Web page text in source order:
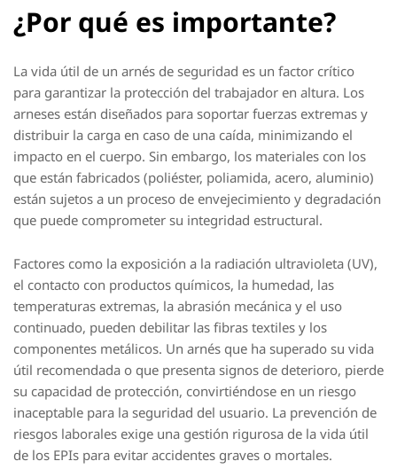
¿Por qué es importante?
La vida útil de un arnés de seguridad es un factor crítico
para garantizar la protección del trabajador en altura. Los
arneses están diseñados para soportar fuerzas extremas y
distribuir la carga en caso de una caída, minimizando el
impacto en el cuerpo. Sin embargo, los materiales con los
que están fabricados (poliéster, poliamida, acero, aluminio)
están sujetos a un proceso de envejecimiento y degradación
que puede comprometer su integridad estructural.
Factores como la exposición a la radiación ultravioleta (UV),
el contacto con productos químicos, la humedad, las
temperaturas extremas, la abrasión mecánica y el uso
continuado, pueden debilitar las fibras textiles y los
componentes metálicos. Un arnés que ha superado su vida
útil recomendada o que presenta signos de deterioro, pierde
su capacidad de protección, convirtiéndose en un riesgo
inaceptable para la seguridad del usuario. La prevención de
riesgos laborales exige una gestión rigurosa de la vida útil
de los EPIs para evitar accidentes graves o mortales.